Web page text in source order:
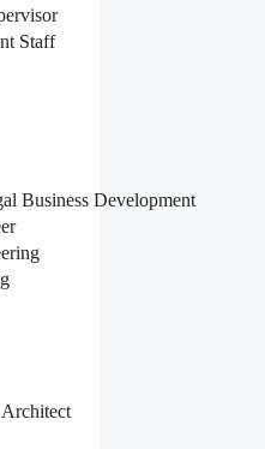
Staff
Business Development